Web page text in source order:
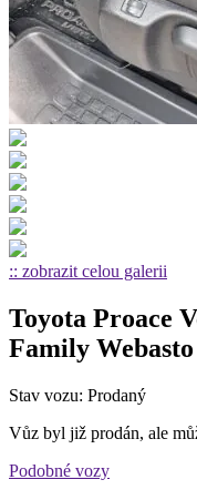
:: zobrazit celou galerii
Toyota Proace
Family Webasto
Stav vozu: Prodaný
Vůz byl již prodán, ale
Podobné vozy